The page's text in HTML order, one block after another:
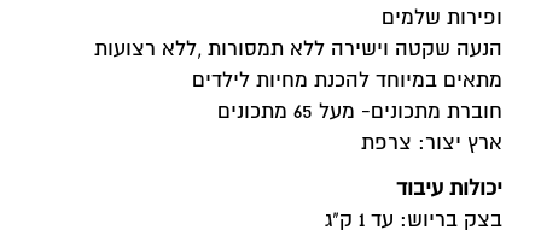
ופירות שלמים
הנעה שקטה וישירה ללא תמסורות ,ללא רצועות
מתאים במיוחד להכנת מחיות לילדים
חוברת מתכונים- מעל 65 מתכונים
ארץ יצור: צרפת
יכולות עיבוד
בצק בריוש: עד 1 ק"ג